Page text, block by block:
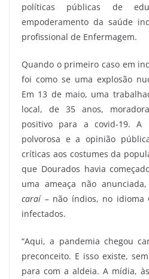
políticas públicas de
empoderamento da saúde
profissional de Enfermagem.
Quando o primeiro caso em
foi como se uma explosão
Em 13 de maio, uma
local, de 35 anos,
positivo para a covid-19. A
polvorosa e a opinião
críticas aos costumes da
que Dourados havia
uma ameaça não
caraí– não índios, no idioma
infectados.
“Aqui, a pandemia chegou
preconceito. E isso existe,
para com a aldeia. A mídia,